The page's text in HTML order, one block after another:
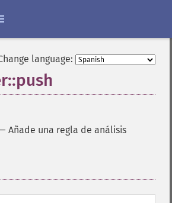
language:
Añade una regla de análisis